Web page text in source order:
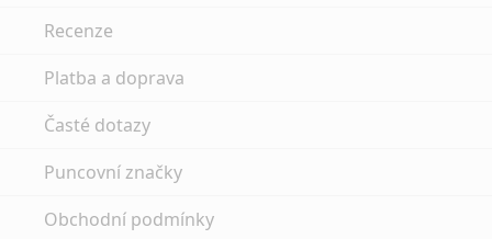
Recenze
Platba a doprava
Časté dotazy
Puncovní značky
Obchodní podmínky